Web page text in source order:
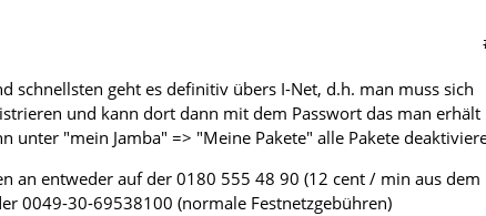
schnellsten geht es definitiv übers I-Net, d.h. man muss sich
und kann dort dann mit dem Passwort das man erhält
unter "mein Jamba" => "Meine Pakete" alle Pakete
an entweder auf der 0180 555 48 90 (12 cent / min aus dem
0049-30-69538100 (normale Festnetzgebühren)